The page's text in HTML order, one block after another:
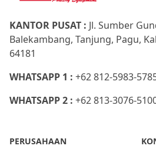
KANTOR PUSAT : Jl. Sumber
Balekambang, Tanjung, Pagu,
64181
WHATSAPP 1 : +62 812-5983-
WHATSAPP 2 : +62 813-3076-
PERUSAHAAN